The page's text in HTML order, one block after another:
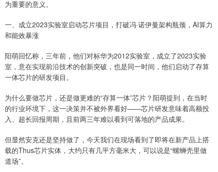
为重要的意义。
一、成立2023实验室启动芯片项目，打破冯·诺伊曼架构瓶颈，AI算力
和能效暴涨
阳萌回忆称，三年前，他们对标华为2012实验室，成立了2023实验
室，意在实现前沿技术的创新突破，也是同一时间，他们启动了存算
一体芯片的研发项目。
为什么要做芯片，还是做更难的“存算一体”芯片？阳萌提到，在当时
的行业环境下，这一决策并不被外界看好——芯片研发意味着高额投
入、超长回报周期，且前两三年难以看到可落地的产品成果。
但显然安克还是坚持做了，今天我们在现场看到了即将在新产品上搭
载的Thus芯片实体，大约只有几平方毫米大，可以说是“螺蛳壳里做
道场”。